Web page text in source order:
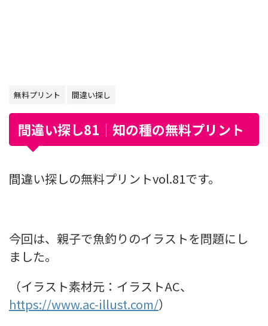
無料プリント 間違い探し
間違い探し81｜知の種の無料プリント
間違い探しの無料プリントvol.81です。
今回は、親子で魚釣りのイラストを問題にし
ました。
（イラスト素材元：イラストAC、
https://www.ac-illust.com/）